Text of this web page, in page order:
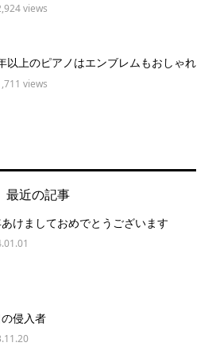
views
以上のピアノはエンブレムもおしゃれ
views
最近の記事
あけましておめでとうございます
侵入者